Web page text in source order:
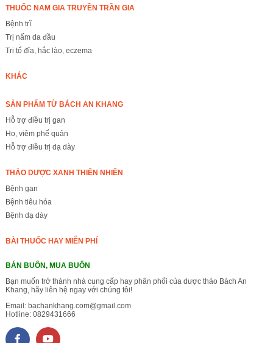
THUỐC NAM GIA TRUYỀN TRẦN GIA
Bệnh trĩ
Trị nấm da đầu
Trị tổ đỉa, hắc lào, eczema
KHÁC
SẢN PHẨM TỪ BÁCH AN KHANG
Hỗ trợ điều trị gan
Ho, viêm phế quản
Hỗ trợ điều trị dạ dày
THẢO DƯỢC XANH THIÊN NHIÊN
Bệnh gan
Bệnh tiêu hóa
Bệnh dạ dày
BÀI THUỐC HAY MIỄN PHÍ
BÁN BUÔN, MUA BUÔN
Bạn muốn trở thành nhà cung cấp hay phân phối của dược thảo Bách An
Khang, hãy liên hệ ngay với chúng tôi!
Email: bachankhang.com@gmail.com
Hotline: 0829431666